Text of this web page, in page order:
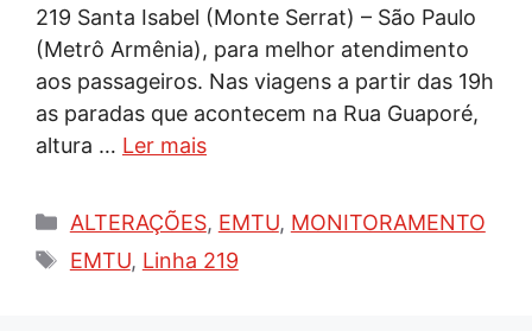
219 Santa Isabel (Monte Serrat) – São Paulo
(Metrô Armênia), para melhor atendimento
aos passageiros. Nas viagens a partir das 19h
as paradas que acontecem na Rua Guaporé,
altura … Ler mais
Categorias
ALTERAÇÕES, EMTU, MONITORAMENTO
Tags
EMTU, Linha 219